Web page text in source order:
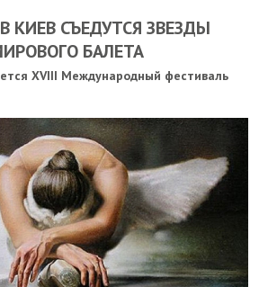
КИЕВ СЪЕДУТСЯ ЗВЕЗДЫ
БАЛЕТА
XVIII Международный фестиваль